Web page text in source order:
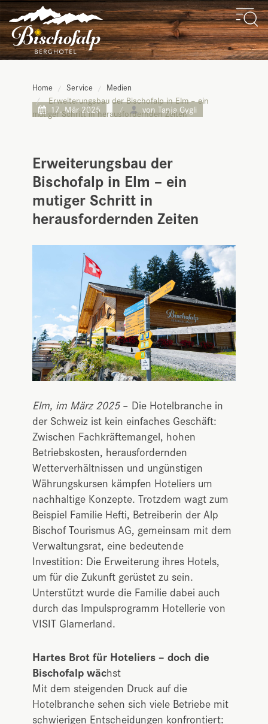
17. Mär 2025 von Tanja Gygli
Home Service Medien
Erweiterungsbau der Bischofalp in Elm – ein
mutiger Schritt in herausfordernden Zeiten
Erweiterungsbau der
Bischofalp in Elm – ein
mutiger Schritt in
herausfordernden Zeiten
Elm, im März 2025– Die Hotelbranche in
der Schweiz ist kein einfaches Geschäft:
Zwischen Fachkräftemangel, hohen
Betriebskosten, herausfordernden
Wetterverhältnissen und ungünstigen
Währungskursen kämpfen Hoteliers um
nachhaltige Konzepte. Trotzdem wagt zum
Beispiel Familie Hefti, Betreiberin der Alp
Bischof Tourismus AG, gemeinsam mit dem
Verwaltungsrat, eine bedeutende
Investition: Die Erweiterung ihres Hotels,
um für die Zukunft gerüstet zu sein.
Unterstützt wurde die Familie dabei auch
durch das Impulsprogramm Hotellerie von
VISIT Glarnerland.
Hartes Brot für Hoteliers – doch die
Bischofalp wächst
Mit dem steigenden Druck auf die
Hotelbranche sehen sich viele Betriebe mit
schwierigen Entscheidungen konfrontiert: